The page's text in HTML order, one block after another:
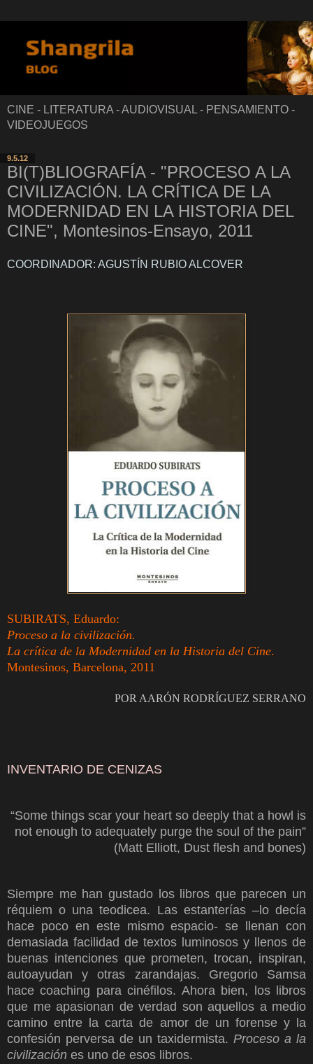
CINE - LITERATURA - AUDIOVISUAL - PENSAMIENTO -
VIDEOJUEGOS
9.5.12
BI(T)BLIOGRAFÍA - "PROCESO A LA
CIVILIZACIÓN. LA CRÍTICA DE LA
MODERNIDAD EN LA HISTORIA DEL
CINE", Montesinos-Ensayo, 2011
COORDINADOR: AGUSTÍN RUBIO ALCOVER
SUBIRATS, Eduardo:
Proceso a la civilización.
La crítica de la Modernidad en la Historia del Cine.
Montesinos, Barcelona, 2011
POR AARÓN RODRÍGUEZ SERRANO
INVENTARIO DE CENIZAS
“Some things scar your heart so deeply that a howl is
not enough to adequately purge the soul of the pain”
(Matt Elliott, Dust flesh and bones)
Siempre me han gustado los libros que parecen un
réquiem o una teodicea. Las estanterías –lo decía
hace poco en este mismo espacio- se llenan con
demasiada facilidad de textos luminosos y llenos de
buenas intenciones que prometen, trocan, inspiran,
autoayudan y otras zarandajas. Gregorio Samsa
hace coaching para cinéfilos. Ahora bien, los libros
que me apasionan de verdad son aquellos a medio
camino entre la carta de amor de un forense y la
confesión perversa de un taxidermista. Proceso a la
civilización es uno de esos libros.